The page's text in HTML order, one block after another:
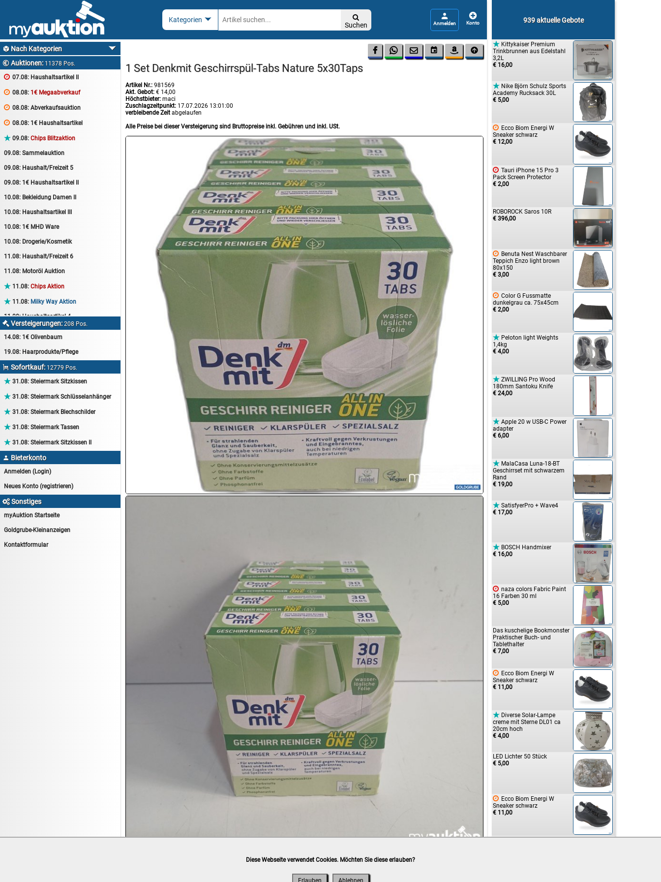

Suchen
 
 Nach Kategorien
 Auktionen: 11378 Pos.
 07.08: Haushaltsartikel II
 08.08: 1€ Megaabverkauf
 08.08: Abverkaufsauktion
 08.08: 1€ Haushaltsartikel
 09.08: Chips Blitzaktion
09.08: Sammelauktion
09.08: Haushalt/Freizeit 5
09.08: 1€ Haushaltsartikel II
10.08: Bekleidung Damen II
10.08: Haushaltsartikel III
10.08: 1€ MHD Ware
10.08: Drogerie/Kosmetik
11.08: Haushalt/Freizeit 6
11.08: Motoröl Auktion
 11.08: Chips Aktion
 11.08: Milky Way Aktion
11.08:Haushaltsartikel 4
11.08:Haushalt/Freizeit 7
12.08:Arbeitshandschuhe
12.08:Pralinen Auktion
13.08:Haushaltsartikel 6
14.08:Tiernahrung/Zubehör
14.08:Haushaltsartikel 7
15.08:Lebensmittel/Wein
 Versteigerungen:208 Pos.
14.08: 1€ Olivenbaum
19.08: Haarprodukte/Pflege
 Sofortkauf: 12779 Pos.
 31.08: Steiermark Sitzkissen
 31.08: Steiermark Schlüsselanhänger
 31.08: Steiermark Blechschilder
 31.08: Steiermark Tassen
 31.08: Steiermark Sitzkissen II
 Bieterkonto
Anmelden (Login)
Neues Konto (registrieren)
Sonstiges
myAuktion Startseite
Goldgrube-Kleinanzeigen
Kontaktformular
939 aktuelle Gebote
 Kittykaiser Premium
Trinkbrunnen aus Edelstahl
3,2L
€ 16,00
 Nike Björn Schulz Sports
Academy Rucksack 30L
€ 5,00
 Ecco Biom Energi W
Sneaker schwarz
€ 12,00
 Tauri iPhone 15 Pro 3
Pack Screen Protector
€ 2,00
ROBOROCK Saros 10R
€ 396,00
 Benuta Nest Waschbarer
Teppich Enzo light brown
80x150
€ 3,00
 Color G Fussmatte
dunkelgrau ca. 75x45cm
€ 2,00
 Peloton light Weights
1,4kg
€ 4,00
 ZWILLING Pro Wood
180mm Santoku Knife
€ 24,00
 Apple 20 w USB-C Power
adapter
€ 6,00
 MalaCasa Luna-18-BT
Geschirrset mit schwarzem
Rand
€ 19,00
 SatisfyerPro + Wave4
€ 17,00
 BOSCH Handmixer
€ 16,00
 naza colors Fabric Paint
16 Farben 30 ml
€ 5,00
Das kuschelige Bookmonster
Praktischer Buch- und
Tablethalter
€ 7,00
 Ecco Biom Energi W
Sneaker schwarz
€ 11,00
 Diverse Solar-Lampe
creme mit Sterne DL01 ca
20cm hoch
€ 4,00
LED Lichter 50 Stück
€ 5,00
 Ecco Biom Energi W
Sneaker schwarz
€ 11,00
     
1 Set Denkmit Geschirrspül-Tabs Nature 5x30Taps
Artikel Nr.: 981569
Akt. Gebot: € 14,00
Höchstbieter: maci
Zuschlagzeitpunkt: 17.07.2026 13:01:00
verbleibende Zeit abgelaufen
Alle Preise bei dieser Versteigerung sind Bruttopreise inkl. Gebühren und inkl. USt.
Vorabüberweisung, Barzahlung, Bankomat, Kreditkarte (vor Ort)
Diese Webseite verwendet Cookies. Möchten Sie diese erlauben?
Erlauben Ablehnen